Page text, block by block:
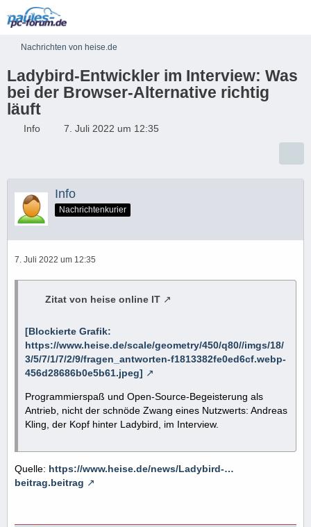
Nachrichten von heise.de
Ladybird-Entwickler im Interview: Was
bei der Browser-Alternative richtig
läuft
Info 7. Juli 2022 um 12:35
Info
Nachrichtenkurier
7. Juli 2022 um 12:35
Zitat von heise online IT
[Blockierte Grafik:
https://www.heise.de/scale/geometry/450/q80//imgs/18/
3/5/7/1/7/2/9/fragen_antworten-f1813382fe0ed6cf.webp-
456d28686b0e5b61.jpeg]
Programmierspaß und Open-Source-Begeisterung als
Antrieb, nicht der schnöde Zwang eines Nutzwerts: Andreas
Kling, der Kopf hinter Ladybird, im Interview.
Quelle: https://www.heise.de/news/Ladybird-…
beitrag.beitrag